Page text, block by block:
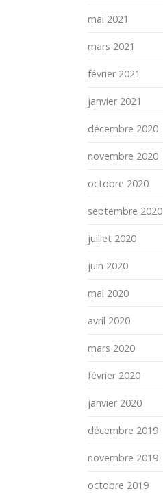
mai 2021
mars 2021
février 2021
janvier 2021
décembre 2020
novembre 2020
octobre 2020
septembre 2020
juillet 2020
juin 2020
mai 2020
avril 2020
mars 2020
février 2020
janvier 2020
décembre 2019
novembre 2019
octobre 2019